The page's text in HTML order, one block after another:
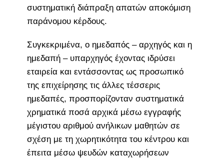
συστηματική διάπραξη απατών αποκόμιση
παράνομου κέρδους.
Συγκεκριμένα, ο ημεδαπός – αρχηγός και η
ημεδαπή – υπαρχηγός έχοντας ιδρύσει
εταιρεία και εντάσσοντας ως προσωπικό
της επιχείρησης τις άλλες τέσσερις
ημεδαπές, προσπορίζονταν συστηματικά
χρηματικά ποσά αρχικά μέσω εγγραφής
μέγιστου αριθμού ανήλικων μαθητών σε
σχέση με τη χωρητικότητα του κέντρου και
έπειτα μέσω ψευδών καταχωρήσεων